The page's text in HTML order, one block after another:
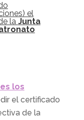
el
la Junta
los
el certificado
de la